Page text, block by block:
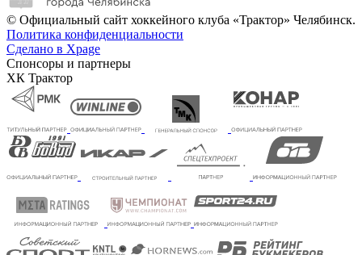
© Официальный сайт хоккейного клуба «Трактор» Челябинск.
Политика конфиденциальности
Сделано в Xpage
Спонсоры и партнеры
ХК Трактор